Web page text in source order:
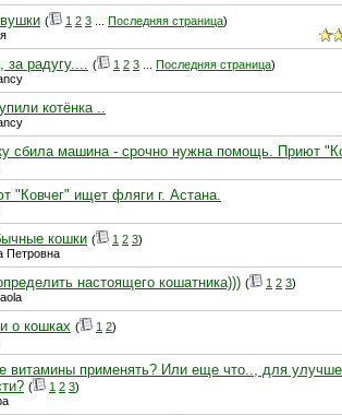
( 1 2 3 Последняя страница)
за радугу.... ( 1 2 3 Последняя страница)
котёнка ..
сбила машина - срочно нужна помощь. Приют
"Ковчег" ищет фляги г. Астана.
кошки ( 1 2 3)
Петровна
настоящего кошатника))) ( 1 2 3)
о кошках ( 1 2)
витамины применять? Или еще что.., для
( 1 2 3)